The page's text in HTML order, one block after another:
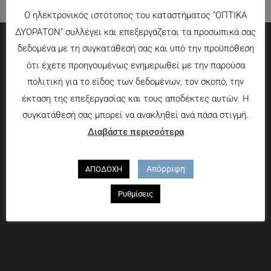
Πληροφορίες
Τρόποι πληρωμής
Τρόποι αποστολής
Πολιτική επιστροφών
Χαροκόπου 13-15, Αθήνα 176 72
Τηλ. 2109597894
Ο ηλεκτρονικός ιστότοπος του καταστήματος "ΟΠΤΙΚΑ
ΔΥΟΡΑΤΟΝ" συλλέγει και επεξεργάζεται τα προσωπικά σας
δεδομένα με τη συγκατάθεσή σας και υπό την προϋπόθεση
ότι έχετε προηγουμένως ενημερωθεί με την παρούσα
πολιτική για το είδος των δεδομένων, τον σκοπό, την
έκταση της επεξεργασίας και τους αποδέκτες αυτών. Η
συγκατάθεσή σας μπορεί να ανακληθεί ανά πάσα στιγμή.
Διαβάστε περισσότερα
ΑΠΟΔΟΧΗ Απόρριψη
Ρυθμίσεις